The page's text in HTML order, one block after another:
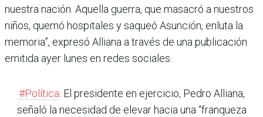
nuestra nación. Aquella guerra, que masacró a nuestros
niños, quemó hospitales y saqueó Asunción, enluta la
memoria”, expresó Alliana a través de una publicación
emitida ayer lunes en redes sociales.
#Política . El presidente en ejercicio, Pedro Alliana,
señaló la necesidad de elevar hacia una “franqueza